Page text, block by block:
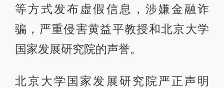
等方式发布虚假信息，涉嫌金融诈
骗，严重侵害黄益平教授和北京大学
国家发展研究院的声誉。
北京大学国家发展研究院严正声明